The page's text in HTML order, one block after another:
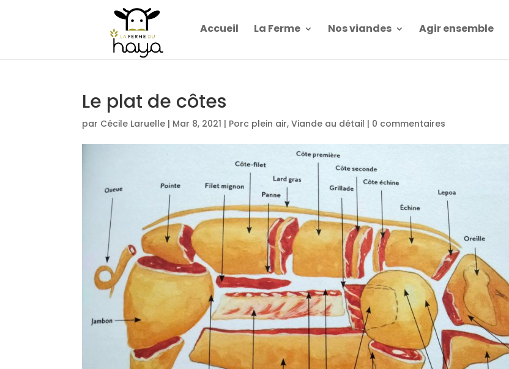
Accueil La Ferme Nos viandes Agir ensemble
Le plat de côtes
par Cécile Laruelle | Mar 8, 2021 | Porc plein air,Viande au détail | 0 commentaires